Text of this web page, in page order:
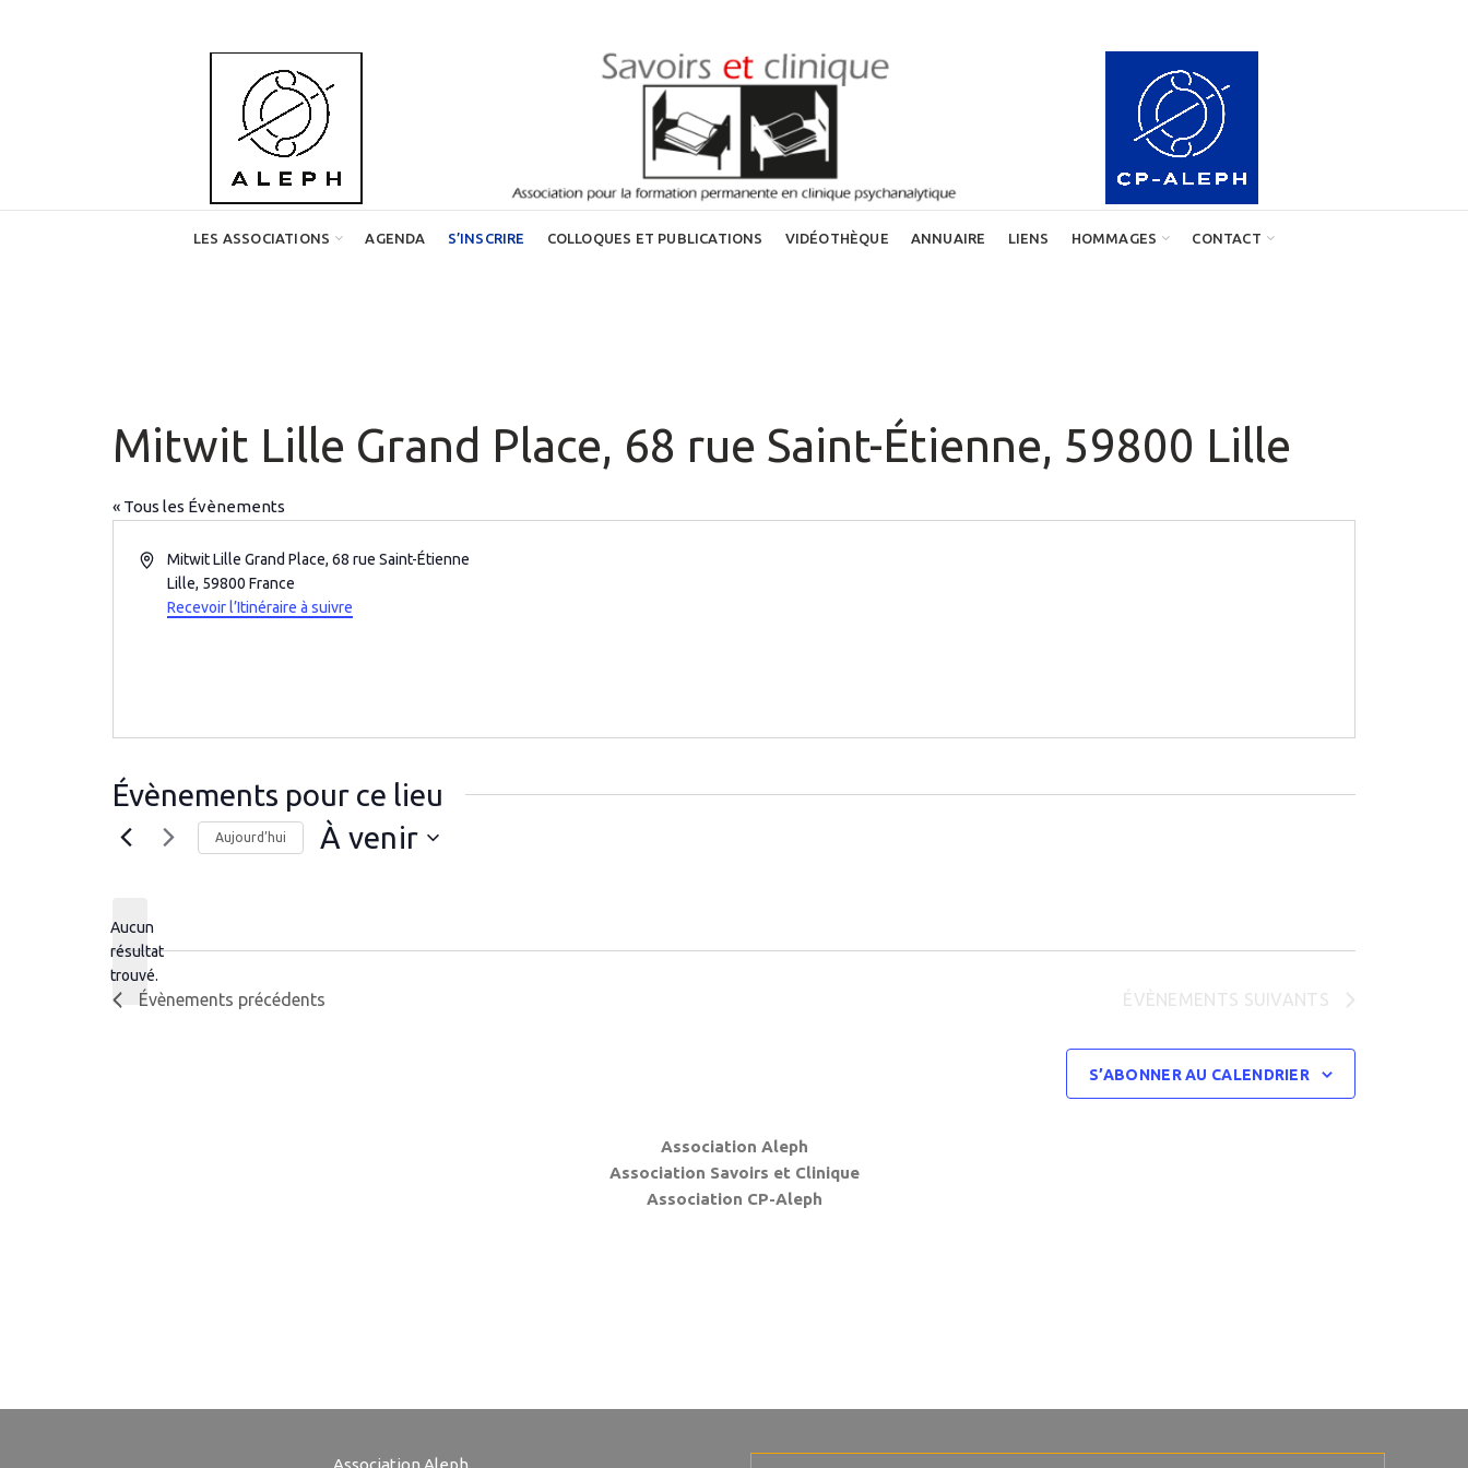
LES ASSOCIATIONS AGENDA S’INSCRIRE COLLOQUES ET PUBLICATIONS VIDÉOTHÈQUE ANNUAIRE LIENS HOMMAGES CONTACT
Mitwit Lille Grand Place, 68 rue Saint-Étienne, 59800 Lille
« Tous les Évènements
AdresseMitwit Lille Grand Place, 68 rue Saint-Étienne
Lille, 59800 France
Recevoir l’Itinéraire à suivre
Évènements pour ce lieu
Notice
Aucun
résultat
trouvé.
Aujourd’hui À venir
Évènements précédents ÉVÈNEMENTS SUIVANTS
S’ABONNER AU CALENDRIER
Association Aleph
Association Savoirs et Clinique
Association CP-Aleph
Association Aleph